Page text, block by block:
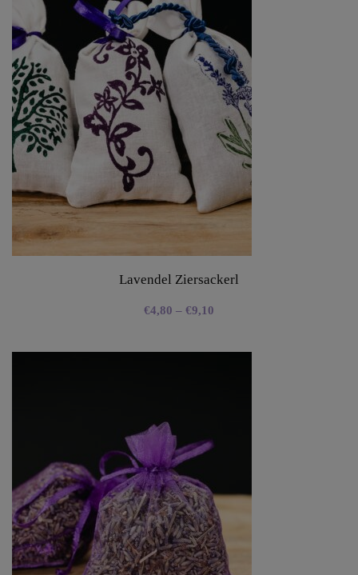
Lavendel Ziersackerl
€4,80 – €9,10